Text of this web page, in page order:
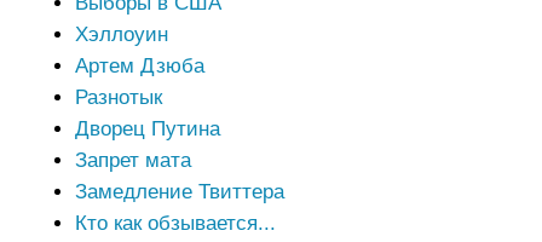
Хэллоуин
Артем Дзюба
Разнотык
Дворец Путина
Запрет мата
Замедление Твиттера
Кто как обзывается...